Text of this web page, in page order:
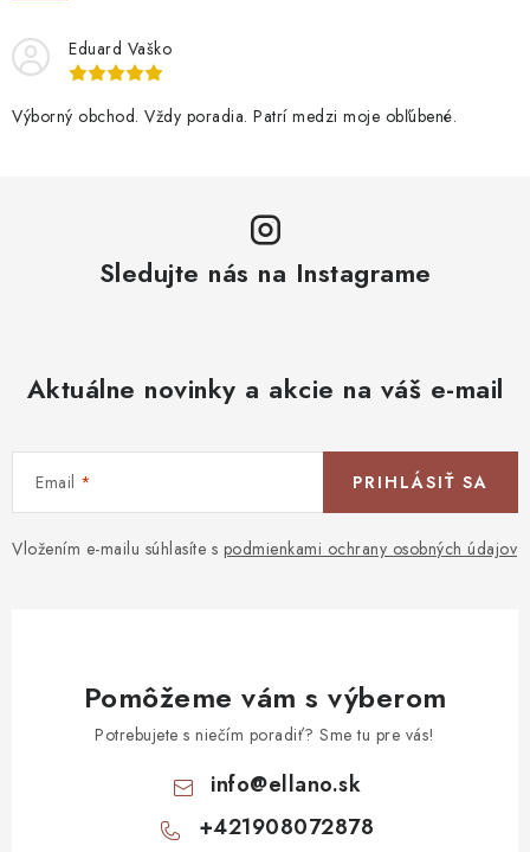
Eduard Vaško
Výborný obchod. Vždy poradia. Patrí medzi moje obľúbené.
Sledujte nás na Instagrame
Aktuálne novinky a akcie na váš e-mail
Email
Vložením e-mailu súhlasíte s podmienkami ochrany osobných údajov
PRIHLÁSIŤ SA
Pomôžeme vám s výberom
Potrebujete s niečím poradiť? Sme tu pre vás!
info@ellano.sk
+421908072878